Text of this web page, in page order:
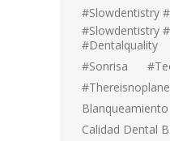
#Slowdentistry
#Slowdentistry
#dentalquality
#sonrisa
Blanqueamiento
Calidad Dental